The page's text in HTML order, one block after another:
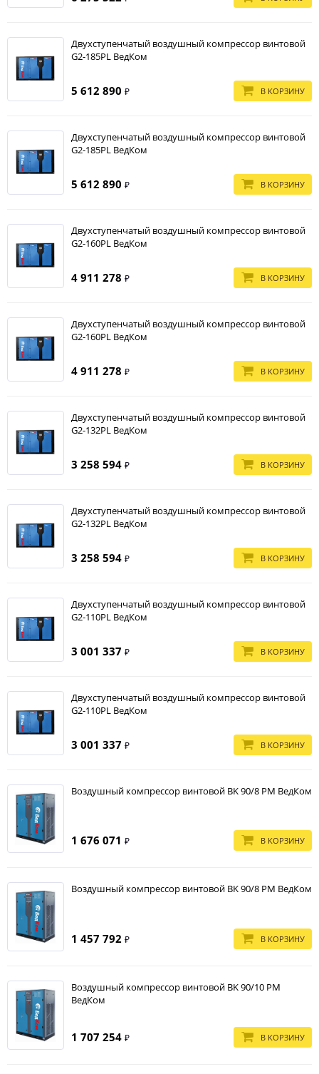
Двухступенчатый воздушный компрессор винтовой
G2-185PL ВедКом
5 612 890 ₽ В КОРЗИНУ
Двухступенчатый воздушный компрессор винтовой
G2-185PL ВедКом
5 612 890 ₽ В КОРЗИНУ
Двухступенчатый воздушный компрессор винтовой
G2-160PL ВедКом
4 911 278 ₽ В КОРЗИНУ
Двухступенчатый воздушный компрессор винтовой
G2-160PL ВедКом
4 911 278 ₽ В КОРЗИНУ
Двухступенчатый воздушный компрессор винтовой
G2-132PL ВедКом
3 258 594 ₽ В КОРЗИНУ
Двухступенчатый воздушный компрессор винтовой
G2-132PL ВедКом
3 258 594 ₽ В КОРЗИНУ
Двухступенчатый воздушный компрессор винтовой
G2-110PL ВедКом
3 001 337 ₽ В КОРЗИНУ
Двухступенчатый воздушный компрессор винтовой
G2-110PL ВедКом
3 001 337 ₽ В КОРЗИНУ
Воздушный компрессор винтовой BK 90/8 PM ВедКом
1 676 071 ₽ В КОРЗИНУ
Воздушный компрессор винтовой BK 90/8 PM ВедКом
1 457 792 ₽ В КОРЗИНУ
Воздушный компрессор винтовой BK 90/10 PM
ВедКом
1 707 254 ₽ В КОРЗИНУ